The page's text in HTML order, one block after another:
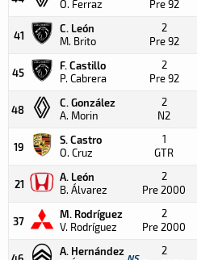
O. Ferraz Pre 92
41
C. León
M. Brito
2
Pre 92
45
F. Castillo
P. Cabrera
2
Pre 92
48
C. González
A. Morin
2
N2
19
S. Castro
O. Cruz
1
GTR
21
A. León
B. Álvarez
2
Pre 2000
37
M. Rodríguez
V. Rodríguez
2
Pre 2000
A. Hernández
NS
2